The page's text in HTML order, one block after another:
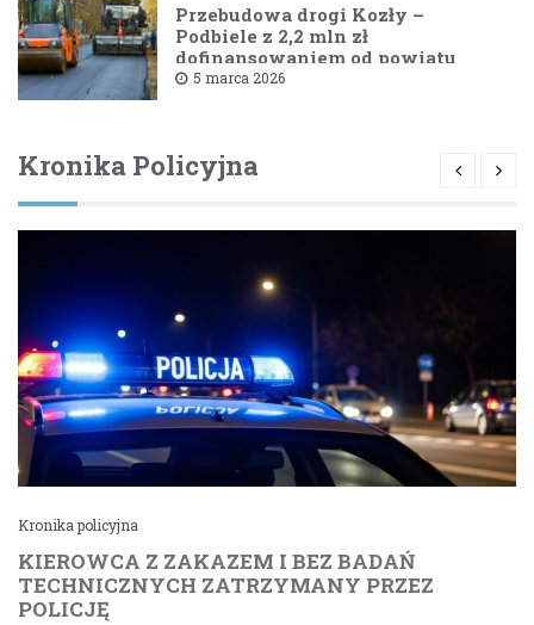
Przebudowa drogi Kozły –
Podbiele z 2,2 mln zł
dofinansowaniem od powiatu
bielskiego
5 marca 2026
Kronika Policyjna
Kronika policyjna
KIEROWCA Z ZAKAZEM I BEZ BADAŃ
TECHNICZNYCH ZATRZYMANY PRZEZ
POLICJĘ